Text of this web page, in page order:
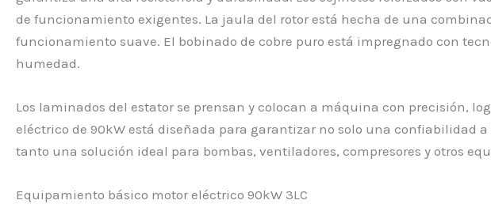
de funcionamiento exigentes. La jaula del rotor está hecha de una
funcionamiento suave. El bobinado de cobre puro está impregnado con
humedad.
Los laminados del estator se prensan y colocan a máquina con precisión,
eléctrico de 90kW está diseñada para garantizar no solo una confiabilidad
tanto una solución ideal para bombas, ventiladores, compresores y otros
Equipamiento básico motor eléctrico 90kW 3LC